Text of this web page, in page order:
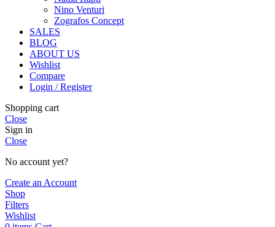
Nino Venturi
Zografos Concept
SALES
BLOG
ABOUT US
Wishlist
Compare
Login / Register
Shopping cart
Close
Sign in
Close
No account yet?
Create an Account
Shop
Filters
Wishlist